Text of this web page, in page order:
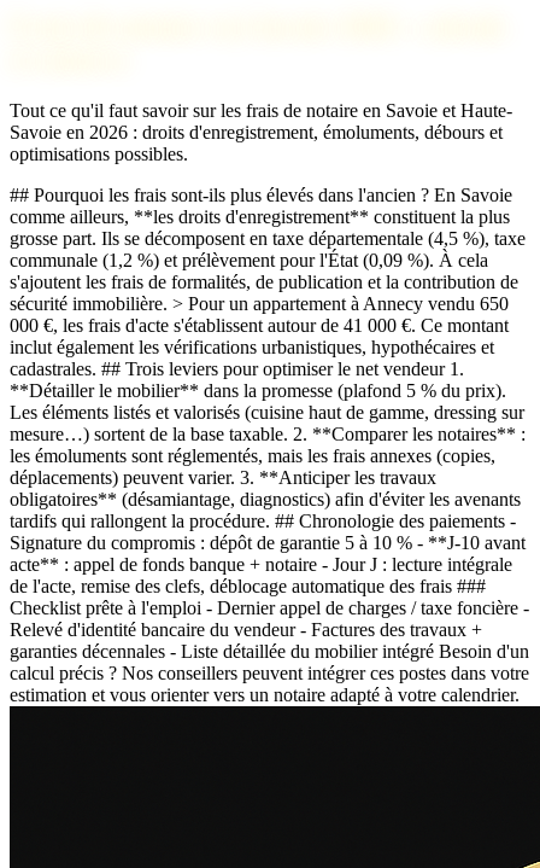
Tout ce qu'il faut savoir sur les frais de notaire en Savoie et Haute-
Savoie en 2026 : droits d'enregistrement, émoluments, débours et
optimisations possibles.
## Pourquoi les frais sont-ils plus élevés dans l'ancien ? En Savoie
comme ailleurs, **les droits d'enregistrement** constituent la plus
grosse part. Ils se décomposent en taxe départementale (4,5 %), taxe
communale (1,2 %) et prélèvement pour l'État (0,09 %). À cela
s'ajoutent les frais de formalités, de publication et la contribution de
sécurité immobilière. > Pour un appartement à Annecy vendu 650
000 €, les frais d'acte s'établissent autour de 41 000 €. Ce montant
inclut également les vérifications urbanistiques, hypothécaires et
cadastrales. ## Trois leviers pour optimiser le net vendeur 1.
**Détailler le mobilier** dans la promesse (plafond 5 % du prix).
Les éléments listés et valorisés (cuisine haut de gamme, dressing sur
mesure…) sortent de la base taxable. 2. **Comparer les notaires** :
les émoluments sont réglementés, mais les frais annexes (copies,
déplacements) peuvent varier. 3. **Anticiper les travaux
obligatoires** (désamiantage, diagnostics) afin d'éviter les avenants
tardifs qui rallongent la procédure. ## Chronologie des paiements -
Signature du compromis : dépôt de garantie 5 à 10 % - **J-10 avant
acte** : appel de fonds banque + notaire - Jour J : lecture intégrale
de l'acte, remise des clefs, déblocage automatique des frais ###
Checklist prête à l'emploi - Dernier appel de charges / taxe foncière -
Relevé d'identité bancaire du vendeur - Factures des travaux +
garanties décennales - Liste détaillée du mobilier intégré Besoin d'un
calcul précis ? Nos conseillers peuvent intégrer ces postes dans votre
estimation et vous orienter vers un notaire adapté à votre calendrier.